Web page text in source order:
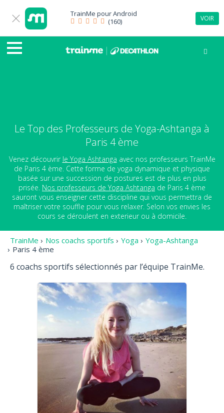
TrainMe pourAndroid
(160)
VOIR
Le Top des Professeurs de Yoga-Ashtanga à
Paris 4 ème
Venez découvrir le Yoga Ashtanga avec nos professeurs TrainMe
de Paris 4 ème. Cette forme de yoga dynamique et physique
basée sur une succession de postures est de plus en plus
prisée. Nos professeurs de Yoga Ashtanga de Paris 4 ème
sauront vous enseigner cette discipline qui vous permettra de
maîtriser votre souffle pour vous relaxer. Selon vos envies les
cours se déroulent en exterieur ou à domicile.
TrainMe › Nos coachs sportifs › Yoga › Yoga-Ashtanga
› Paris 4 ème
6 coachs sportifs sélectionnés par l’équipe TrainMe.